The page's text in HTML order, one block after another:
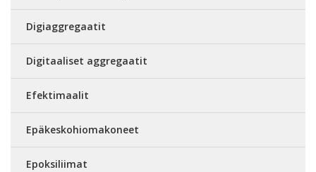
Digiaggregaatit
Digitaaliset aggregaatit
Efektimaalit
Epäkeskohiomakoneet
Epoksiliimat